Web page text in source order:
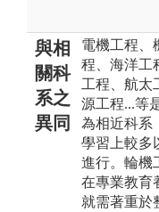
與相
關科
系之
異同
電機工程、
程、海洋工
工程、航太
源工程...等
為相近科系
學習上較多
進行。輪機
在專業教育
就需著重於